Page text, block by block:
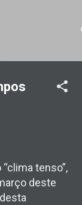
tenso”,
deste